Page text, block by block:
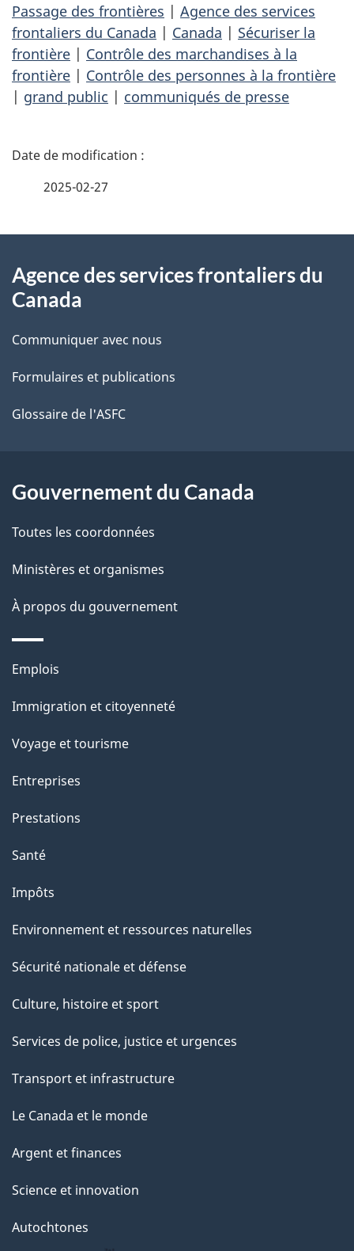
Passage des frontières | Agence des services
frontaliers du Canada | Canada | Sécuriser la
frontière | Contrôle des marchandises à la
frontière | Contrôle des personnes à la frontière
| grand public | communiqués de presse
D
i
s
d
e
a
p
a
g
2025-02-27
propos
ce
site
Agence des services frontaliers du
Canada
Communiquer avec nous
Formulaires et publications
Glossaire de l'ASFC
Gouvernement du Canada
Toutes les coordonnées
Ministères et organismes
À propos du gouvernement
Thèmes
sujets
Emplois
Immigration et citoyenneté
Voyage et tourisme
Entreprises
Prestations
Santé
Impôts
Environnement et ressources naturelles
Sécurité nationale et défense
Culture, histoire et sport
Services de police, justice et urgences
Transport et infrastructure
Le Canada et le monde
Argent et finances
Science et innovation
Autochtones